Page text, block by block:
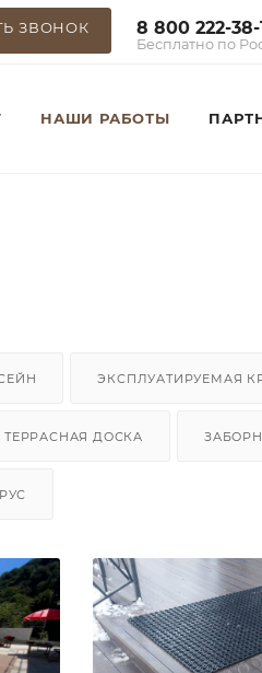
ЗВОНОК 8 800 222-38-
Бесплатно по
НАШИ РАБОТЫ
ЭКСПЛУАТИРУЕМАЯ
ТЕРРАСНАЯ ДОСКА